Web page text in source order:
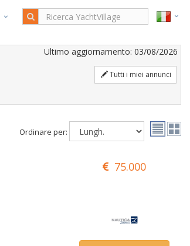
Tutti i miei annunci
Ultimo aggiornamento: 03/08/2026
Ordinare per:
75.000